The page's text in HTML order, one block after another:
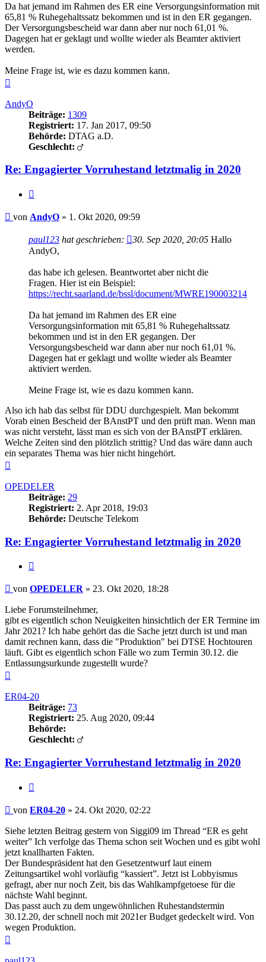
Da hat jemand im Rahmen des ER eine Versorgungsinformation mit
65,81 % Ruhegehaltssatz bekommen und ist in den ER gegangen.
Der Versorgungsbescheid war dann aber nur noch 61,01 %.
Dagegen hat er geklagt und wollte wieder als Beamter aktiviert
werden.
Meine Frage ist, wie es dazu kommen kann.
AndyO
Beiträge: 1309
Registriert: 17. Jan 2017, 09:50
Behörde: DTAG a.D.
Geschlecht:
Re: Engagierter Vorruhestand letztmalig in 2020
Beitrag
von AndyO » 1. Okt 2020, 09:59
paul123 hat geschrieben: 30. Sep 2020, 20:05 Hallo
AndyO,
das habe ich gelesen. Beantwortet aber nicht die
Fragen. Hier ist ein Beispiel:
https://recht.saarland.de/bssl/document/MWRE190003214
Da hat jemand im Rahmen des ER eine
Versorgungsinformation mit 65,81 % Ruhegehaltssatz
bekommen und ist in den ER gegangen. Der
Versorgungsbescheid war dann aber nur noch 61,01 %.
Dagegen hat er geklagt und wollte wieder als Beamter
aktiviert werden.
Meine Frage ist, wie es dazu kommen kann.
Also ich hab das selbst für DDU durchgespielt. Man bekommt
Vorab einen Bescheid der BAnstPT und den prüft man. Wenn man
was nicht versteht, lässt man es sich von der BAnstPT erklären.
Welche Zeiten sind den plötzlich strittig? Und das wäre dann auch
ein separates Thema was hier nicht hingehört.
OPEDELER
Beiträge: 29
Registriert: 2. Apr 2018, 19:03
Behörde: Deutsche Telekom
Re: Engagierter Vorruhestand letztmalig in 2020
Beitrag
von OPEDELER » 23. Okt 2020, 18:28
Liebe Forumsteilnehmer,
gibt es eigentlich schon Neuigkeiten hinsichtlich der ER Termine im
Jahr 2021? Ich habe gehört das die Sache jetzt durch ist und man
damit rechnen kann, dass die "Produktion" bei DTSE Hochtouren
läuft. Gibt es eigentlich schon Fälle wo zum Termin 30.12. die
Entlassungsurkunde zugestellt wurde?
ER04-20
Beiträge: 73
Registriert: 25. Aug 2020, 09:44
Behörde:
Geschlecht:
Re: Engagierter Vorruhestand letztmalig in 2020
Beitrag
von ER04-20 » 24. Okt 2020, 02:22
Siehe letzten Beitrag gestern von Siggi09 im Thread “ER es geht
weiter” Ich verfolge das Thema schon seit Wochen und es gibt wohl
jetzt knallharten Fakten.
Der Bundespräsident hat den Gesetzentwurf laut einem
Zeitungsartikel wohl vorläufig “kassiert”. Jetzt ist Lobbyismus
gefragt, aber nur noch Zeit, bis das Wahlkampfgetoese für die
nächste Wahl beginnt.
Das passt auch zu dem ungewöhnlichen Ruhestandstermin
30.12.20, der schnell noch mit 2021er Budget gedeckelt wird. Von
wegen Produktion.